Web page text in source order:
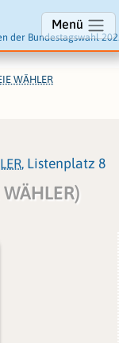
der Bundestagswahl
Menü
WÄHLER
, Listenplatz 8
WÄHLER)